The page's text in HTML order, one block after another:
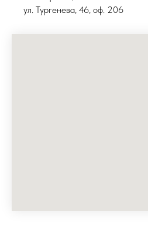
ул. Тургенева, 46, оф. 206